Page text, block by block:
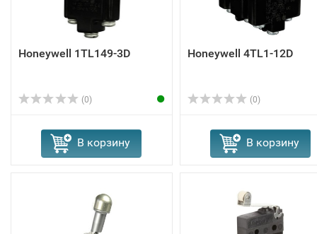
Honeywell 1TL149-3D
(0)
В корзину
Honeywell 4TL1-12D
(0)
В корзину